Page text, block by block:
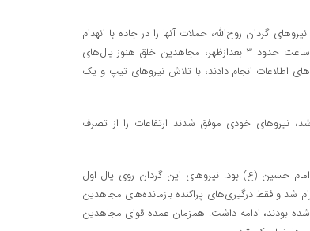
گردان روح‌الله، حملات آنها را در جاده با انهدام
تعدادی از خودرو‌ها و نیروهایشان با شکست مواجه کردند. تا ساعت حدود ۳ بعدازظهر، مجاهدین خلق هنوز یال‌های
اطلاعات انجام دادند، با تلاش نیرو‌های تیپ و یک
نیرو‌های خودی موفق شدند ارتفاعات را از تصرف
حسین (ع) بود. نیرو‌های این گردان روی یال اول
و فقط درگیری‌های پراکنده بازمانده‌های مجاهدین
بودند، ادامه داشت. همزمان عمده قوای مجاهدین